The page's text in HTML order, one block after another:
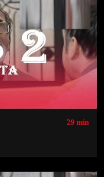
29 min